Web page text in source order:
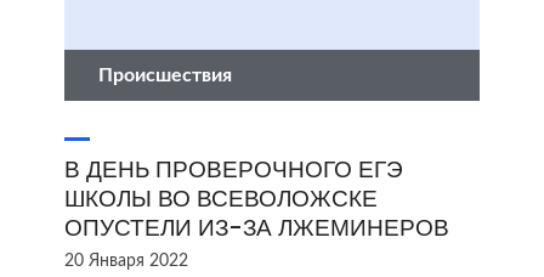
Происшествия
В ДЕНЬ ПРОВЕРОЧНОГО ЕГЭ
ШКОЛЫ ВО ВСЕВОЛОЖСКЕ
ОПУСТЕЛИ ИЗ-ЗА ЛЖЕМИНЕРОВ
20 Января 2022